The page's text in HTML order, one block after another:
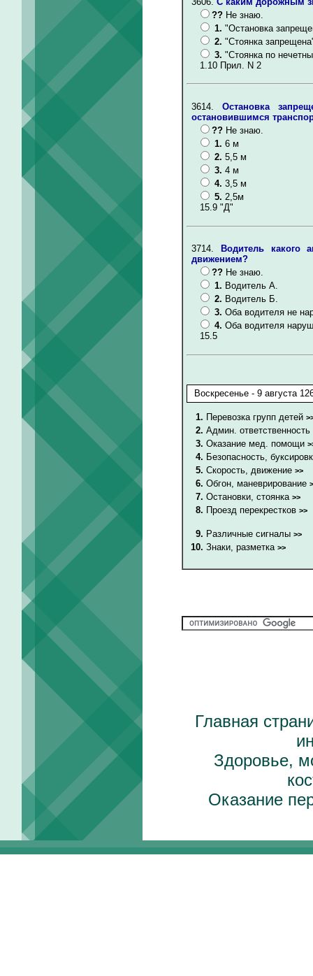
?? Не знаю.
1. "Остановка
2. "Стоянка
3. "Стоянка по
1.10 Прил. N 2
3614. Остановка
остановившимся
?? Не знаю.
1. 6 м
2. 5,5 м
3. 4 м
4. 3,5 м
5. 2,5м
15.9 "Д"
3714.
Водитель какого
движением?
?? Не знаю.
1. Водитель А.
2. Водитель Б.
3. Оба водителя не
4. Оба водителя
15.5
1. Перевозка групп детей
2. Админ. ответственность
3. Оказание мед. помощи
4. Безопасность,
5. Скорость, движение >>
6. Обгон, маневрирование
7. Остановки, стоянка >>
8. Проезд перекрестков >>
9. Различные сигналы >>
10. Знаки, разметка >>
Главная
Здоровье,
Оказание